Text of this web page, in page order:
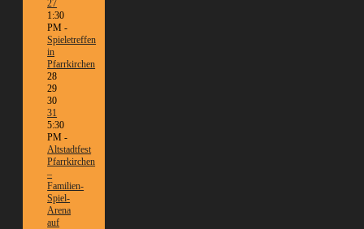
27
1:30
PM -
Spieletreffen
in
Pfarrkirchen
28
29
30
31
5:30
PM -
Altstadtfest
Pfarrkirchen
–
Familien-
Spiel-
Arena
auf